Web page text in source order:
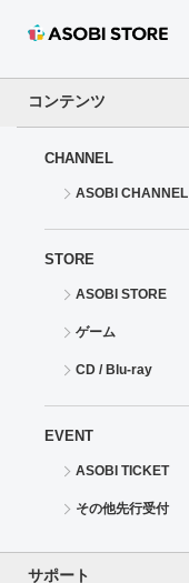
コンテンツ
CHANNEL
ASOBI CHANNEL
STORE
ASOBI STORE
ゲーム
CD / Blu-ray
EVENT
ASOBI TICKET
その他先行受付
サポート